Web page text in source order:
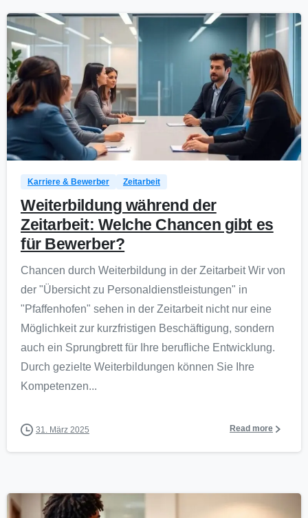
Karriere & Bewerber Zeitarbeit
Weiterbildung während der
Zeitarbeit: Welche Chancen gibt es
für Bewerber?
Chancen durch Weiterbildung in der Zeitarbeit Wir von
der "Übersicht zu Personaldienstleistungen" in
"Pfaffenhofen" sehen in der Zeitarbeit nicht nur eine
Möglichkeit zur kurzfristigen Beschäftigung, sondern
auch ein Sprungbrett für Ihre berufliche Entwicklung.
Durch gezielte Weiterbildungen können Sie Ihre
Kompetenzen...
31. März 2025 Read more